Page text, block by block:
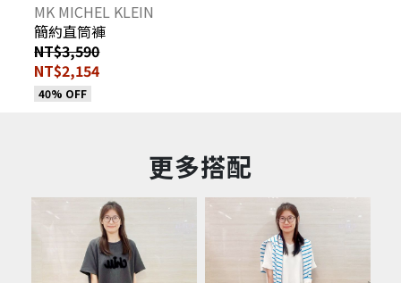
MK MICHEL KLEIN
簡約直筒褲
NT$3,590
NT$2,154
40% OFF
更多搭配